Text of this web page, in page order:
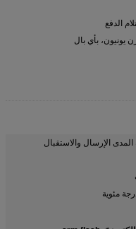
الإرسال والاستقبال